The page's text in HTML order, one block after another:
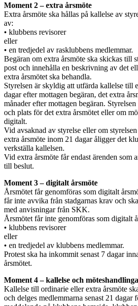
Moment 2 – extra årsmöte
Extra årsmöte ska hållas på kallelse av
av:
• klubbens revisorer
eller
• en tredjedel av rasklubbens medlemmar.
Begäran om extra årsmöte ska skickas till
post och innehålla en beskrivning av det
extra årsmötet ska behandla.
Styrelsen är skyldig att utfärda kallelse till
dagar efter mottagen begäran, det extra
månader efter mottagen begäran.
och plats för det extra årsmötet eller om
digitalt.
Vid avsaknad av styrelse eller om
extra årsmöte inom 21 dagar åligger det
verkställa kallelsen.
Vid extra årsmöte får endast ärenden som
till beslut.
Moment 3 – digitalt årsmöte
Årsmötet får genomföras som digitalt
får inte avvika från stadgarnas krav och
med anvisningar från SKK.
Årsmötet får inte genomföras som digitalt
• klubbens revisorer
eller
• en tredjedel av klubbens medlemmar.
Protest ska ha inkommit senast 7 dagar
årsmötet.
Moment 4 – kallelse och
Kallelse till ordinarie eller extra årsmöte
och delges medlemmarna senast 21 dagar